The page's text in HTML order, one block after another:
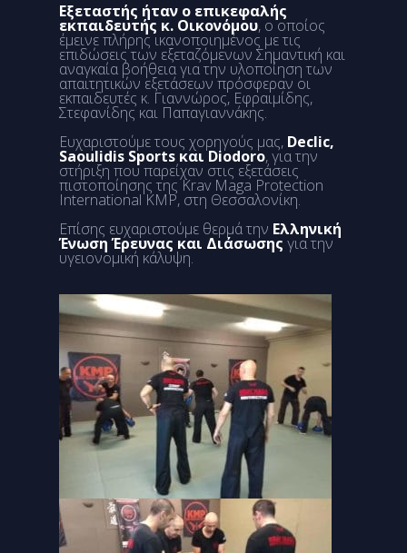
Εξεταστής ήταν ο επικεφαλής
εκπαιδευτής κ. Οικονόμου, ο οποίος
έμεινε πλήρης ικανοποιημένος με τις
επιδώσεις των εξεταζόμενων Σημαντική και
αναγκαία βοήθεια για την υλοποίηση των
απαιτητικών εξετάσεων πρόσφεραν οι
εκπαιδευτές κ. Γιαννώρος, Εφραιμίδης,
Στεφανίδης και Παπαγιαννάκης.
Ευχαριστούμε τους χορηγούς μας, Declic,
Saoulidis Sports και Diodoro, για την
στήριξη που παρείχαν στις εξετάσεις
πιστοποίησης της Krav Maga Protection
International KMP, στη Θεσσαλονίκη.
Επίσης ευχαριστούμε θερμά την Ελληνική
Ένωση Έρευνας και Διάσωσης για την
υγειονομική κάλυψη.